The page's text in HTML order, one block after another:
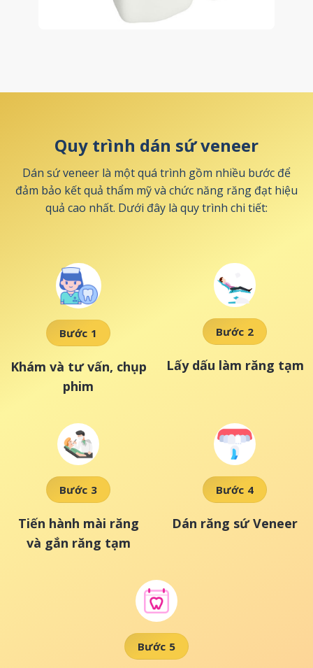
Quy trình dán sứ veneer
Dán sứ veneer là một quá trình gồm nhiều bước để
đảm bảo kết quả thẩm mỹ và chức năng răng đạt hiệu
quả cao nhất. Dưới đây là quy trình chi tiết:
Bước 1
Khám và tư vấn, chụp
phim
Bước 2
Lấy dấu làm răng tạm
Bước 3
Tiến hành mài răng
và gắn răng tạm
Bước 4
Dán răng sứ Veneer
Bước 5